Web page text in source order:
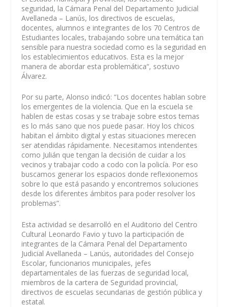
seguridad, la Cámara Penal del Departamento Judicial
Avellaneda – Lanús, los directivos de escuelas,
docentes, alumnos e integrantes de los 70 Centros de
Estudiantes locales, trabajando sobre una temática tan
sensible para nuestra sociedad como es la seguridad en
los establecimientos educativos. Esta es la mejor
manera de abordar esta problemática“, sostuvo
Álvarez.
Por su parte, Alonso indicó: “Los docentes hablan sobre
los emergentes de la violencia. Que en la escuela se
hablen de estas cosas y se trabaje sobre estos temas
es lo más sano que nos puede pasar. Hoy los chicos
habitan el ámbito digital y estas situaciones merecen
ser atendidas rápidamente. Necesitamos intendentes
como Julián que tengan la decisión de cuidar a los
vecinos y trabajar codo a codo con la policía. Por eso
buscamos generar los espacios donde reflexionemos
sobre lo que está pasando y encontremos soluciones
desde los diferentes ámbitos para poder resolver los
problemas”.
Esta actividad se desarrolló en el Auditorio del Centro
Cultural Leonardo Favio y tuvo la participación de
integrantes de la Cámara Penal del Departamento
Judicial Avellaneda – Lanús, autoridades del Consejo
Escolar, funcionarios municipales, jefes
departamentales de las fuerzas de seguridad local,
miembros de la cartera de Seguridad provincial,
directivos de escuelas secundarias de gestión pública y
estatal.